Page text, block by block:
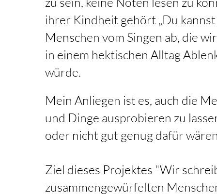
ihrer Kindheit gehört „Du kannst
Menschen vom Singen ab, die
in einem hektischen Alltag
würde.
Mein Anliegen ist es, auch die
und Dinge ausprobieren zu
oder nicht gut genug dafür
Ziel dieses Projektes "Wir
zusammengewürfelten